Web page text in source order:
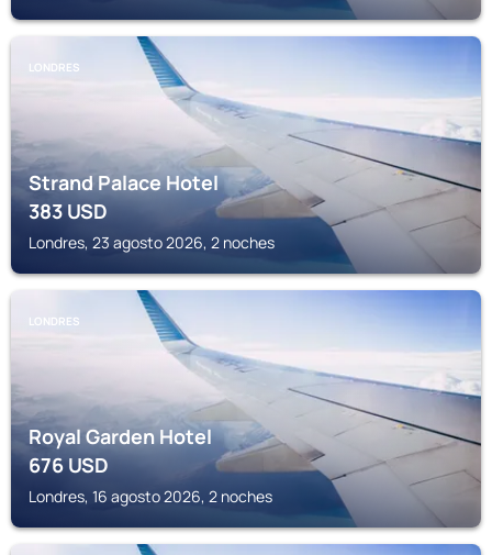
LONDRES
Strand Palace Hotel
383USD
Londres, 23 agosto 2026, 2 noches
LONDRES
Royal Garden Hotel
676USD
Londres, 16 agosto 2026, 2 noches